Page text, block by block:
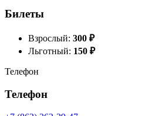
Билеты
Взрослый: 300 ₽
Льготный: 150 ₽
Телефон
Телефон